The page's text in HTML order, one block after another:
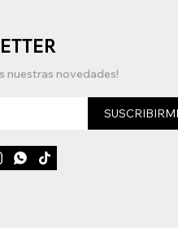
nuestras novedades!
 